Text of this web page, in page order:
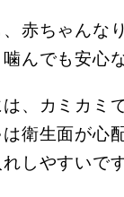
赤ちゃんな
んでも安心
、カミカミ
衛生面が心
しやすいです